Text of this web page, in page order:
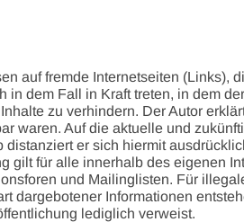
auf fremde Internetseiten
dem Fall in Kraft treten, in dem
zu verhindern. Der Autor
waren. Auf die aktuelle und
er sich hiermit
gilt für alle innerhalb des eigenen
und Mailinglisten. Für
dargebotener Informationen
lediglich verweist.